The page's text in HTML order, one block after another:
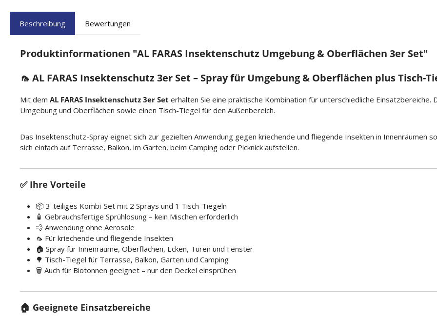
Beschreibung Bewertungen
Produktinformationen "AL FARAS Insektenschutz Umgebung & Oberflächen 3er Set"
🦟 AL FARAS Insektenschutz 3er Set – Spray für Umgebung & Oberflächen plus Tisch-
Mit dem AL FARAS Insektenschutz 3er Set erhalten Sie eine praktische Kombination für unterschiedliche
Umgebung und Oberflächen sowie einen Tisch-Tiegel für den Außenbereich.
Das Insektenschutz-Spray eignet sich zur gezielten Anwendung gegen kriechende und fliegende Insekten in Innenräumen
sich einfach auf Terrasse, Balkon, im Garten, beim Camping oder Picknick aufstellen.
✅ Ihre Vorteile
📦 3-teiliges Kombi-Set mit 2 Sprays und 1 Tisch-Tiegeln
🧴 Gebrauchsfertige Sprühlösung – kein Mischen erforderlich
💨 Anwendung ohne Aerosole
🦟 Für kriechende und fliegende Insekten
🏠 Spray für Innenräume, Oberflächen, Ecken, Türen und Fenster
🌳 Tisch-Tiegel für Terrasse, Balkon, Garten und Camping
🗑️ Auch für Biotonnen geeignet – nur den Deckel einsprühen
🏠 Geeignete Einsatzbereiche